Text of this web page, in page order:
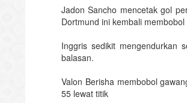
Jadon Sancho mencetak gol
Dortmund ini kembali
Inggris sedikit mengendurkan
balasan.
Valon Berisha membobol
55 lewat titik